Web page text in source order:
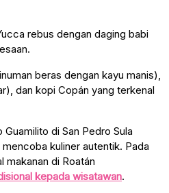
rebus dengan daging babi
beras dengan kayu manis),
dan kopi Copán yang terkenal
di San Pedro Sula
kuliner autentik. Pada
di Roatán
kepada wisatawan.